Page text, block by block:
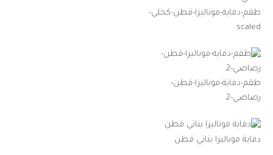
طقم-دفاية-موناليزا-قطن-كحلي-
scaled
طقم-دفاية-موناليزا-قطن-
رصاصي-2
دفاية موناليزا بناتي قطن